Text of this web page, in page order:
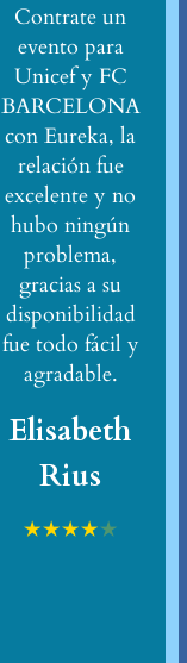
Contrate un
evento para
Unicef y FC
BARCELONA
con Eureka, la
relación fue
excelente y no
hubo ningún
problema,
gracias a su
disponibilidad
fue todo fácil y
agradable.
Elisabeth
Rius
★★★★★